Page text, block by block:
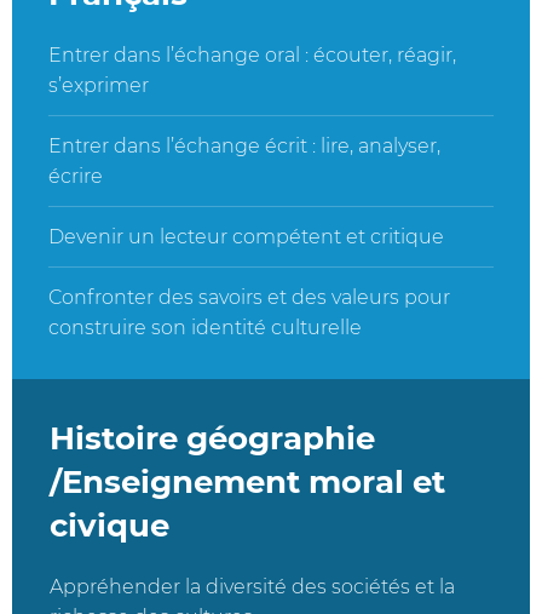
Entrer dans l’échange oral : écouter, réagir,
s’exprimer
Entrer dans l’échange écrit : lire, analyser,
écrire
Devenir un lecteur compétent et critique
Confronter des savoirs et des valeurs pour
construire son identité culturelle
Histoire géographie
/Enseignement moral et
civique
Appréhender la diversité des sociétés et la